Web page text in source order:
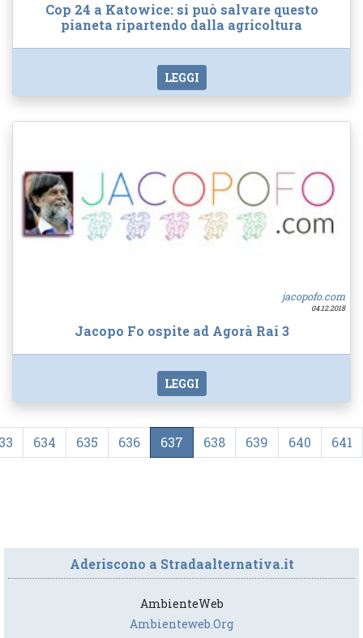
Cop 24 a Katowice: si può salvare questo
pianeta ripartendo dalla agricoltura
LEGGI
jacopofo.com
04.12.2018
Jacopo Fo ospite ad Agorà Rai 3
LEGGI
634 635 636 637 638 639 640 641
Aderiscono a Stradaalternativa.it
AmbienteWeb
Ambienteweb.org